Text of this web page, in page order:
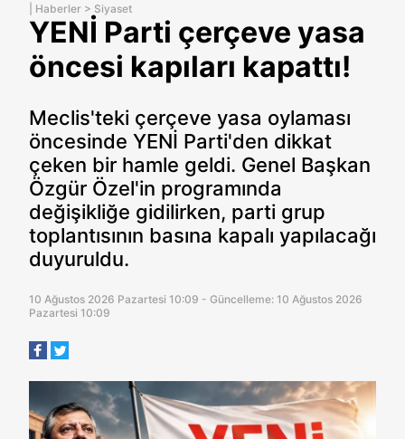
Haberler > Siyaset
YENİ Parti çerçeve yasa
öncesi kapıları kapattı!
Meclis'teki çerçeve yasa oylaması
öncesinde YENİ Parti'den dikkat
çeken bir hamle geldi. Genel Başkan
Özgür Özel'in programında
değişikliğe gidilirken, parti grup
toplantısının basına kapalı yapılacağı
duyuruldu.
10 Ağustos 2026 Pazartesi 10:09 - Güncelleme: 10 Ağustos 2026
Pazartesi 10:09